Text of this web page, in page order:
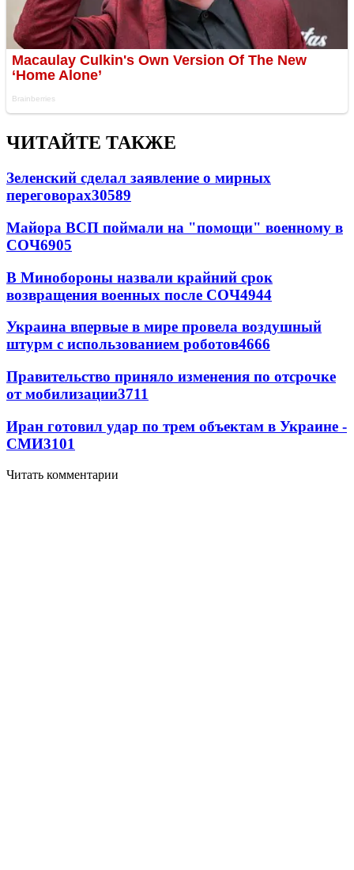
ЧИТАЙТЕ ТАКЖЕ
Зеленский сделал заявление о мирных
переговорах30589
Майора ВСП поймали на "помощи" военному в
СОЧ6905
В Минобороны назвали крайний срок
возвращения военных после СОЧ4944
Украина впервые в мире провела воздушный
штурм с использованием роботов4666
Правительство приняло изменения по отсрочке
от мобилизации3711
Иран готовил удар по трем объектам в Украине -
СМИ3101
Читать комментарии